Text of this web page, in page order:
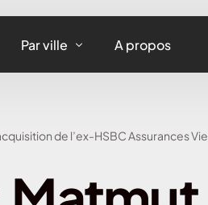
Par ville
Assurance habitation Lille
A propos
de l’ex-HSBC Assurances Vie